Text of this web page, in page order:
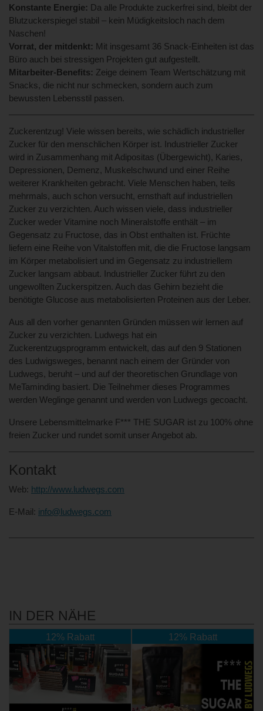
Konstante Energie: Da alle Produkte zuckerfrei sind, bleibt der
Blutzuckerspiegel stabil – kein Müdigkeitsloch nach dem
Naschen!
Vorrat, der mitdenkt: Mit insgesamt 36 Snack-Einheiten ist das
Büro auch bei stressigen Projekten gut aufgestellt.
Mitarbeiter-Benefits: Zeige deinem Team Wertschätzung mit
Snacks, die nicht nur schmecken, sondern auch zum
bewussten Lebensstil passen.
Zuckerentzug! Viele wissen bereits, wie schädlich industrieller
Zucker für den menschlichen Körper ist. Industrieller Zucker
wird in Zusammenhang mit Adipositas (Übergewicht), Karies,
Depressionen, Demenz, Muskelschwund und einer Reihe
weiterer Krankheiten gebracht. Viele Menschen haben, teils
mehrmals, auch schon versucht, ernsthaft auf industriellen
Zucker zu verzichten. Auch wissen viele, dass industrieller
Zucker weder Vitamine noch Mineralstoffe enthält – im
Gegensatz zu Fructose, das in Obst enthalten ist. Früchte
liefern eine Reihe von Vitalstoffen mit, die die Fructose langsam
im Körper metabolisiert und im Gegensatz zu industriellem
Zucker langsam abbaut. Industrieller Zucker führt zu den
ungewollten Zuckerspitzen. Auch das Gehirn bezieht die
benötigte Glucose aus metabolisierten Proteinen aus der Leber.
Aus all den vorher genannten Gründen müssen wir lernen auf
Zucker zu verzichten. Ludwegs hat ein
Zuckerentzugsprogramm entwickelt, das auf den 9 Stationen
des Ludwigsweges, benannt nach einem der Gründer von
Ludwegs, beruht – und auf der theoretischen Grundlage von
MeTaminding basiert. Die Teilnehmer dieses Programmes
werden Weglinge genannt und werden von Ludwegs gecoacht.
Unsere Lebensmittelmarke F*** THE SUGAR ist zu 100% ohne
freien Zucker und rundet somit unser Angebot ab.
Kontakt
Web: http://www.ludwegs.com
E-Mail: info@ludwegs.com
IN DER NÄHE
12% Rabatt 12% Rabatt